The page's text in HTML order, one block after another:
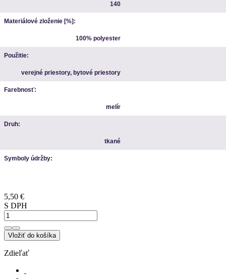
140
Materiálové zloženie [%]:
100% polyester
Použitie:
verejné priestory, bytové priestory
Farebnosť:
melír
Druh:
tkané
Symboly údržby:
5,50 €
S DPH
Vložiť do košíka
Zdieľať